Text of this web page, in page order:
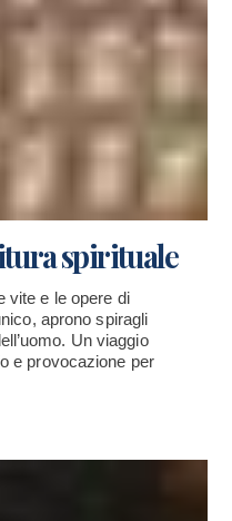
spirituale
vite e le opere di
aprono spiragli
Un viaggio
e provocazione per